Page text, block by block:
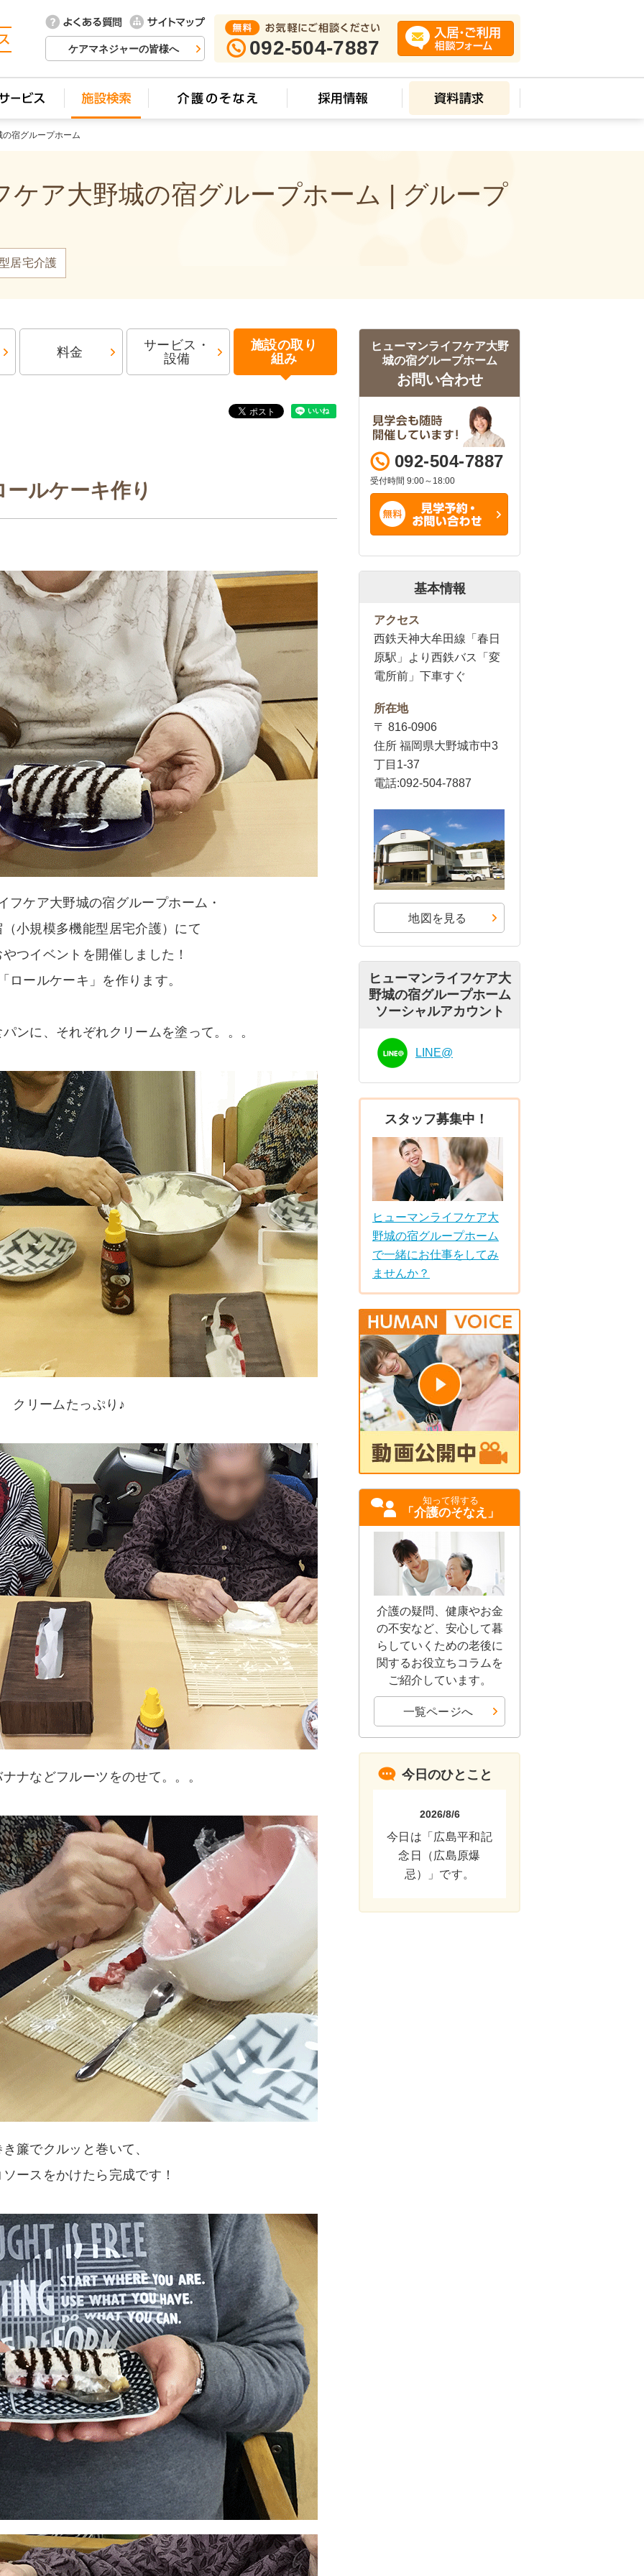
ケアマネジャーの皆様へ 092-504-7887
宿グループホーム
ケア大野城の宿グループホーム | グループ
居宅介護
料金
サービス・
設備
施設の取り
組み
ールケーキ作り
フケア大野城の宿グループホーム・
小規模多機能型居宅介護）にて
つイベントを開催しました！
ロールケーキ」を作ります。
ンに、それぞれクリームを塗って。。。
クリームたっぷり♪
ナなどフルーツをのせて。。。
き簾でクルッと巻いて、
ースをかけたら完成です！
ヒューマンライフケア大野
城の宿グループホーム
お問い合わせ
092-504-7887
受付時間 9:00～18:00
基本情報
アクセス
西鉄天神大牟田線「春日
原駅」より西鉄バス「変
電所前」下車すぐ
所在地
〒 816-0906
住所 福岡県大野城市中3
丁目1-37
電話:092-504-7887
地図を見る
ヒューマンライフケア大
野城の宿グループホーム
ソーシャルアカウント
LINE@
スタッフ募集中！
ヒューマンライフケア大
野城の宿グループホーム
で一緒にお仕事をしてみ
ませんか？
知って得する
「介護のそなえ」
介護の疑問、健康やお金
の不安など、安心して暮
らしていくための老後に
関するお役立ちコラムを
ご紹介しています。
一覧ページへ
今日のひとこと
2026/8/6
今日は「広島平和記
念日（広島原爆
忌）」です。